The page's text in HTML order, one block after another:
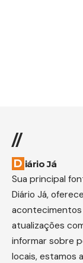
//
Diário Já
Sua principal
Diário Já,
atualizações
informar sobre
locais, estamos